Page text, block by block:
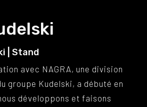
| Stand
avec NAGRA, une division
groupe Kudelski, a débuté en
développons et faisons